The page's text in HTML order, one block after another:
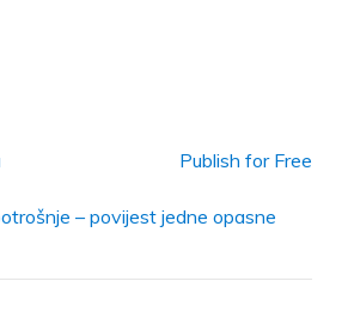
Publish for Free
– povijest jedne opasne